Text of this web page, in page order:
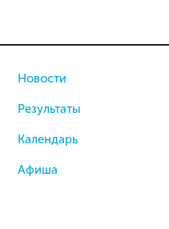
Новости
Результаты
Календарь
Афиша